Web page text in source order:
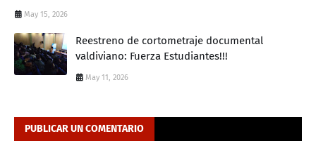
May 15, 2026
Reestreno de cortometraje documental
valdiviano: Fuerza Estudiantes!!!
May 11, 2026
PUBLICAR UN COMENTARIO